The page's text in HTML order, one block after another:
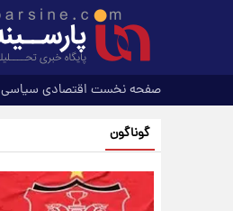
صفحه نخست اقتصادی سیاسی
گوناگون